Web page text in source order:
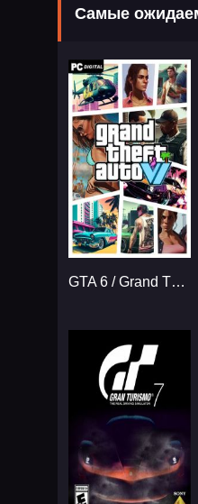
Самые
GTA 6 / Grand Theft Auto VI